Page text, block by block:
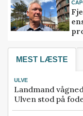
MEST LÆSTE
ULVE
Landmand
Ulven stod på